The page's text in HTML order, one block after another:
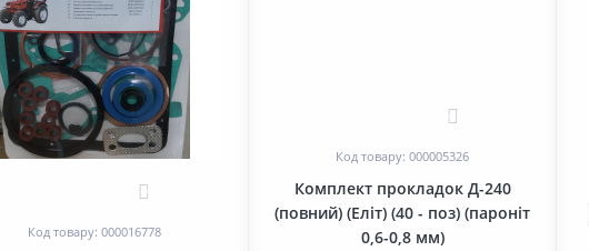
0
Код товару: 000016778
0
Код товару: 000005326
Комплект прокладок Д-240
(повний) (Еліт) (40 - поз) (пароніт
0,6-0,8 мм)